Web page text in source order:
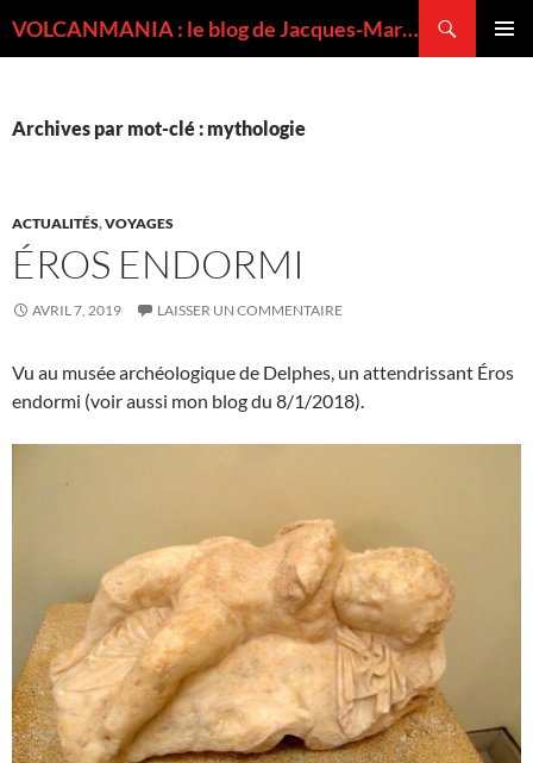
VOLCANMANIA : le blog de Jacques-Marie BARDINTZEFF, volcanologue
Archives par mot-clé : mythologie
ACTUALITÉS,VOYAGES
ÉROS ENDORMI
AVRIL 7, 2019 LAISSER UN COMMENTAIRE
Vu au musée archéologique de Delphes, un attendrissant Éros
endormi (voir aussi mon blog du 8/1/2018).